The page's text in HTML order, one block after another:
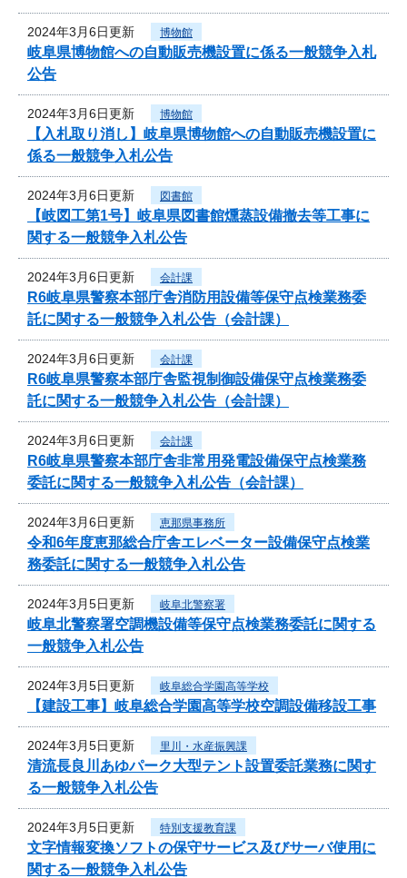
2024年3月6日更新 博物館
岐阜県博物館への自動販売機設置に係る一般競争入札
公告
2024年3月6日更新 博物館
【入札取り消し】岐阜県博物館への自動販売機設置に
係る一般競争入札公告
2024年3月6日更新 図書館
【岐図工第1号】岐阜県図書館燻蒸設備撤去等工事に
関する一般競争入札公告
2024年3月6日更新 会計課
R6岐阜県警察本部庁舎消防用設備等保守点検業務委
託に関する一般競争入札公告（会計課）
2024年3月6日更新 会計課
R6岐阜県警察本部庁舎監視制御設備保守点検業務委
託に関する一般競争入札公告（会計課）
2024年3月6日更新 会計課
R6岐阜県警察本部庁舎非常用発電設備保守点検業務
委託に関する一般競争入札公告（会計課）
2024年3月6日更新 恵那県事務所
令和6年度恵那総合庁舎エレベーター設備保守点検業
務委託に関する一般競争入札公告
2024年3月5日更新 岐阜北警察署
岐阜北警察署空調機設備等保守点検業務委託に関する
一般競争入札公告
2024年3月5日更新 岐阜総合学園高等学校
【建設工事】岐阜総合学園高等学校空調設備移設工事
2024年3月5日更新 里川・水産振興課
清流長良川あゆパーク大型テント設置委託業務に関す
る一般競争入札公告
2024年3月5日更新 特別支援教育課
文字情報変換ソフトの保守サービス及びサーバ使用に
関する一般競争入札公告